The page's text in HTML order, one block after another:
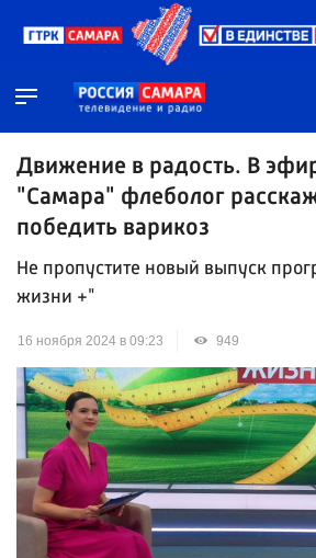
Движение в радость. В
"Самара" флеболог
победить варикоз
Не пропустите новый выпуск
жизни +"
16 ноября 2024 в 09:23 949